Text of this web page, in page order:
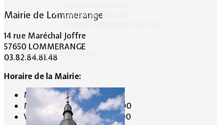
Conseil de fabrique
Football Club Lommerange
Culture & Patrimoine
Mairie de Lommerange
14 rue Maréchal Joffre
57650 LOMMERANGE
03.82.84.81.48
Horaire de la Mairie:
Mardi de 10 h 00 à 11 h 00
Mercredi de 14 h 00 à 16 h 00
Vendredi de 17 h 00 à 19 h 00